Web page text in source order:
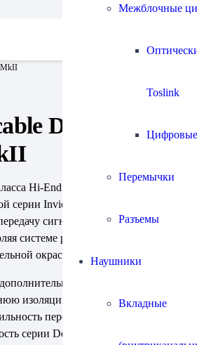
Межблочные
Toslink
Цифровые
Перемычки
Разъемы
Наушники
Вкладные
MkII
Dedalus
Hi-End, разработанный на основе
серии Invictus. Он сочетает высокую
сигнала и эффективную
системе раскрывать потенциал
окраски.
экранирование и
изоляцию, что позволило ещё
передачи сигнала и сохранить
серии Dedalus.